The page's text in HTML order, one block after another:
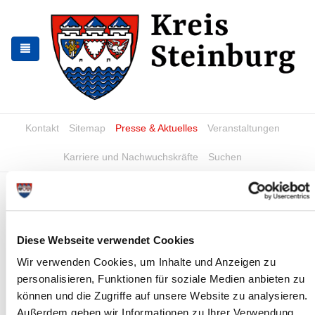
Diese Webseite verwendet Cookies
Wir verwenden Cookies, um Inhalte und Anzeigen zu
personalisieren, Funktionen für soziale Medien anbieten zu
können und die Zugriffe auf unsere Website zu analysieren.
springen
springen
Kontakt Sitemap Presse & Aktuelles Veranstaltungen
Karriere und Nachwuchskräfte Suchen
FAQs zur Biotonne
Muss ich eine Biotonne haben?
Was gehört in die Biotonne?